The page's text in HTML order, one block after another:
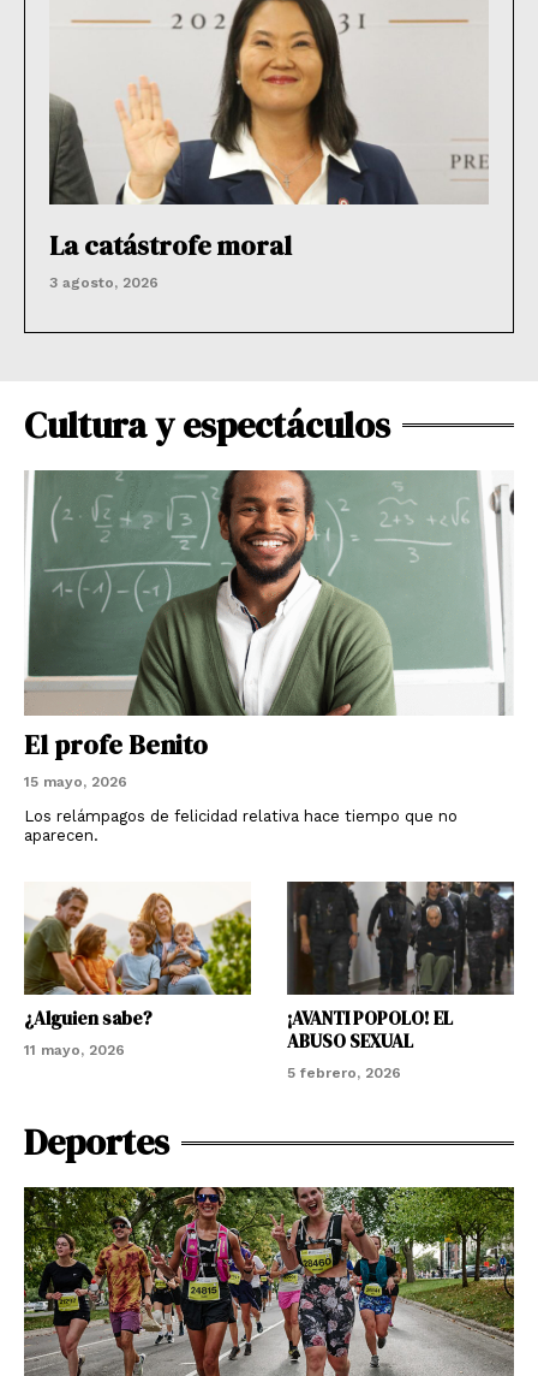
La catástrofe moral
3 agosto, 2026
Cultura y espectáculos
El profe Benito
15 mayo, 2026
Los relámpagos de felicidad relativa hace tiempo que no
aparecen.
¿Alguien sabe?
11 mayo, 2026
¡AVANTI POPOLO! EL
ABUSO SEXUAL
5 febrero, 2026
Deportes